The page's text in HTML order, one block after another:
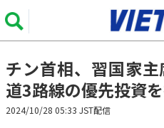
チン首相、習国家
道3路線の優先投資
2024/10/28 05:33 JST配信